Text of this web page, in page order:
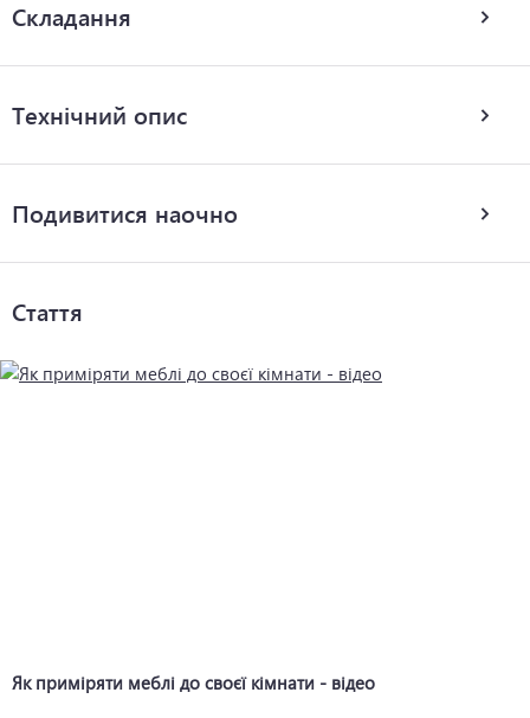
Складання
Технічний опис
Подивитися наочно
Стаття
Як приміряти меблі до своєї кімнати - відео